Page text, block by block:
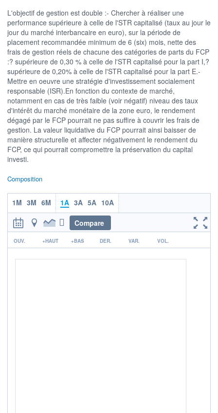
18/09 30/10
1 005
1 010
CATÉGORIE MORNINGSTAR
Monétaires EUR
FONDS PARTENAIRES
TARIFS PRIVILÉGIÉS 0%
ÉLIGIBILITÉ
PEA PEA-PME BOURSOVIE LUX
BOURSOVIE
CTO BUSINESS
ACTIF NET (EUR)
NOTATION MORNINGSTAR ⁽¹⁾
ISR
L'objectif de gestion est double :- Chercher à réaliser une
performance supérieure à celle de l'STR capitalisé (taux au jour le
jour du marché interbancaire en euro), sur la période de
placement recommandée minimum de 6 (six) mois, nette des
frais de gestion réels de chacune des catégories de parts du FCP
:? supérieure de 0,30 % à celle de l'STR capitalisé pour la part I,?
supérieure de 0,20% à celle de l'STR capitalisé pour la part E.-
Mettre en oeuvre une stratégie d'investissement socialement
responsable (ISR).En fonction du contexte de marché,
notamment en cas de très faible (voir négatif) niveau des taux
d'intérêt du marché monétaire de la zone euro, le rendement
dégagé par le FCP pourrait ne pas suffire à couvrir les frais de
gestion. La valeur liquidative du FCP pourrait ainsi baisser de
manière structurelle et affecter négativement le rendement du
FCP, ce qui pourrait compromettre la préservation du capital
investi.
Composition
1M 3M 6M 1A 3A 5A 10A
Compare
r
OUV. +HAUT +BAS DER. VAR. VOL.